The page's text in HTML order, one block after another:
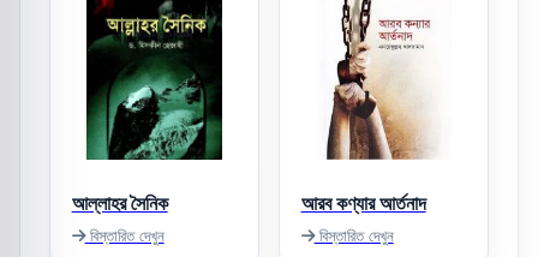
আল্লাহর সৈনিক
বিস্তারিত দেখুন
আরব কণ্যার আর্তনাদ
বিস্তারিত দেখুন